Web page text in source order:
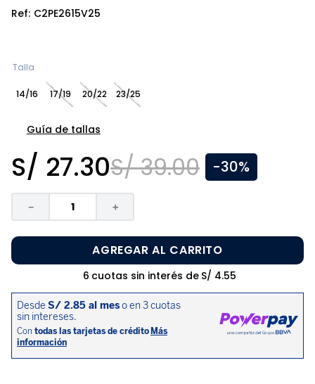
C2PE2615V25
Talla
14/16 17/19 20/22 23/25
Guía de tallas
S/ 27.30S/ 39.00 -30%
＋
－
AGREGAR AL CARRITO
6 cuotas sin interés de S/ 4.55
zapatos niña
disney